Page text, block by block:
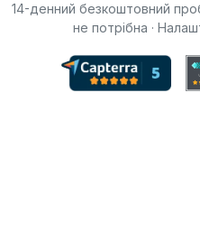
14-денний безкоштовний
не потрібна ·